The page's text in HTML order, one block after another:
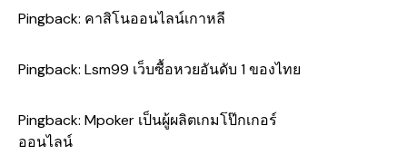
Pingback: คาสิโนออนไลน์เกาหลี
Pingback: Lsm99 เว็บซื้อหวยอันดับ 1 ของไทย
Pingback: Mpoker เป็นผู้ผลิตเกมโป๊กเกอร์
ออนไลน์